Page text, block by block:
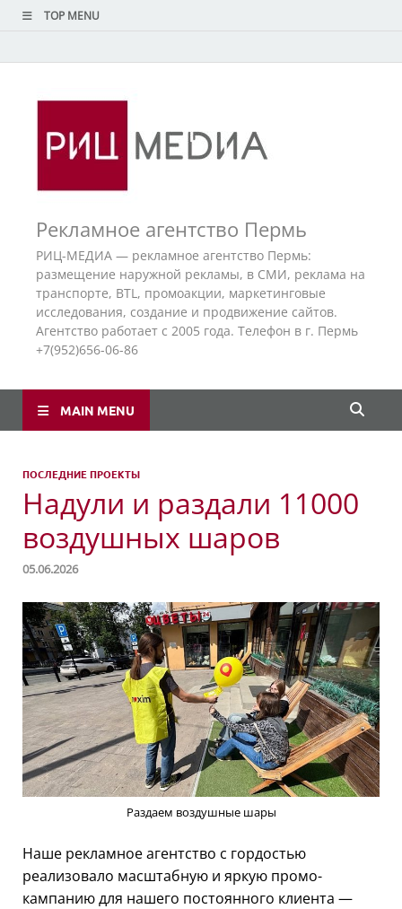
TOP MENU
Рекламное агентство Пермь
РИЦ-МЕДИА — рекламное агентство Пермь:
размещение наружной рекламы, в СМИ, реклама на
транспорте, BTL, промоакции, маркетинговые
исследования, создание и продвижение сайтов.
Агентство работает с 2005 года. Телефон в г. Пермь
+7(952)656-06-86
MAIN MENU
ПОСЛЕДНИЕ ПРОЕКТЫ
Надули и раздали 11000
воздушных шаров
05.06.2026
Раздаем воздушные шары
Наше рекламное агентство с гордостью
реализовало масштабную и яркую промо-
кампанию для нашего постоянного клиента —